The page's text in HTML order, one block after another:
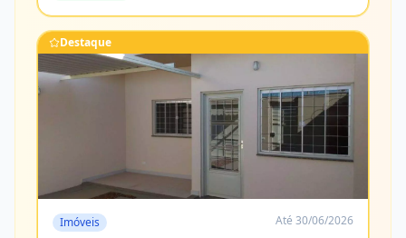
elétrica Esgoto Lavanderia Pavimentação
Porcelanato
Destaque
Imóveis Até 30/06/2026